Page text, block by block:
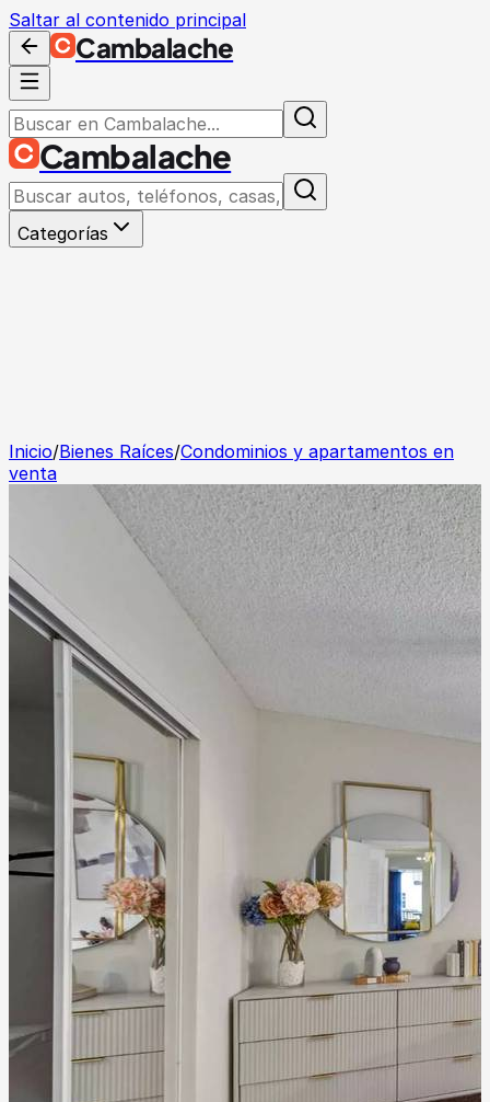
Saltar al contenido principal
Cambalache
Cambalache
Categorías
Inicio/Bienes Raíces/Condominios y apartamentos en
venta